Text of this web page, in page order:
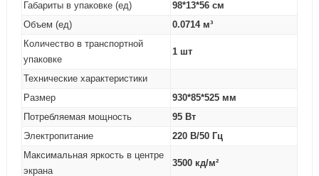
Габариты в упаковке (ед)
98*13*56 см
Объем (ед)
0.0714 м³
Количество в транспортной
упаковке
1 шт
Технические характеристики
Размер
930*85*525 мм
Потребляемая мощность
95 Вт
Электропитание
220 В/50 Гц
Максимальная яркость в центре
экрана
3500 кд/м²